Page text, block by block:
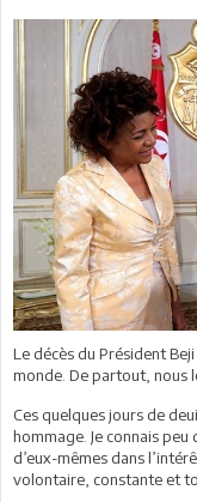
Le décès du Président
monde. De partout, nous
Ces quelques jours de
hommage. Je connais
d’eux-mêmes dans
volontaire, constante et